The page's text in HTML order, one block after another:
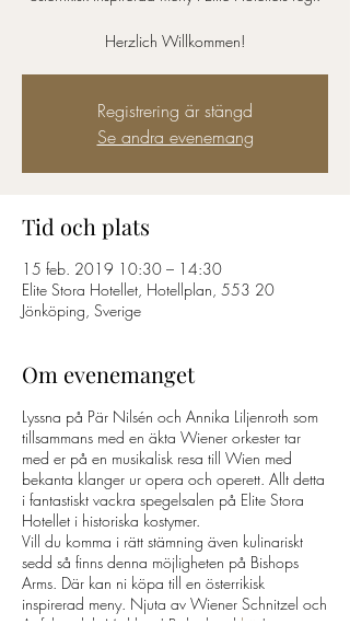
Herzlich Willkommen!
Registrering är stängd
Se andra evenemang
Tid och plats
15 feb. 2019 10:30 – 14:30
Elite Stora Hotellet, Hotellplan, 553 20
Jönköping, Sverige
Om evenemanget
Lyssna på Pär Nilsén och Annika Liljenroth som
tillsammans med en äkta Wiener orkester tar
med er på en musikalisk resa till Wien med
bekanta klanger ur opera och operett. Allt detta
i fantastiskt vackra spegelsalen på Elite Stora
Hotellet i historiska kostymer.
Vill du komma i rätt stämning även kulinariskt
sedd så finns denna möjligheten på Bishops
Arms. Där kan ni köpa till en österrikisk
inspirerad meny. Njuta av Wiener Schnitzel och
Apfelstrudel. Mahlzeit! Boka bord här !